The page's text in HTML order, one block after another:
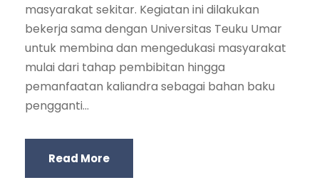
masyarakat sekitar. Kegiatan ini dilakukan
bekerja sama dengan Universitas Teuku Umar
untuk membina dan mengedukasi masyarakat
mulai dari tahap pembibitan hingga
pemanfaatan kaliandra sebagai bahan baku
pengganti...
Read More